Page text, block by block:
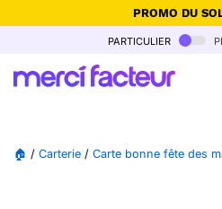
PROMO DU
-30% de réduction avec le code
Ne plus
particulier
🏠 / Carterie / Carte bonne fête des